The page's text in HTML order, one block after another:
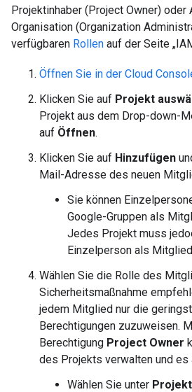
Projektinhaber (Project Owner) oder
Organisation (Organization
verfügbaren Rollen auf der Seite
Öffnen Sie in der Cloud
Klicken Sie auf Projekt
Projekt aus dem Drop-down-
auf Öffnen.
Klicken Sie auf Hinzufügen
Mail-Adresse des neuen
Sie können
Google-Gruppen als
Jedes Projekt muss
Einzelperson als
Wählen Sie die Rolle des
Sicherheitsmaßnahme
jedem Mitglied nur die
Berechtigungen zuzuweisen.
Berechtigung Project Owner
des Projekts verwalten und es
Wählen Sie unter Projekt